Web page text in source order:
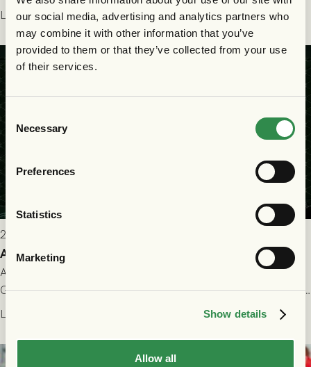
our social media, advertising and analytics partners who
may combine it with other information that you’ve
provided to them or that they’ve collected from your use
of their services.
Selection
Necessary
Preferences
Statistics
Marketing
Show details
Allow all
Holmberg och ledarstaben har tagit ut följande trupp till
Läs mer
2026-07-22 9:00
Allt du behöver veta inför GAIS - FC Nordsjælland
All evenemangsinformation du kan behöva inför ditt besök på
Gamla Ullevi och matchen mellan GAIS och FC Nordsjælland i
kvalet till Conference League! Avspark kl 19.00 på torsdag
Läs mer